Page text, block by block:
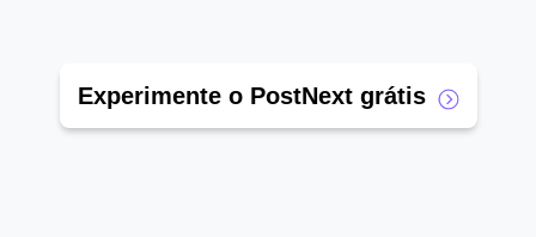
Experimente o PostNext grátis